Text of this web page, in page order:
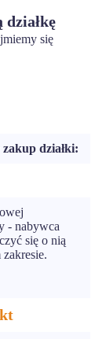
się
działki:
- nabywca
się o nią
zakresie.